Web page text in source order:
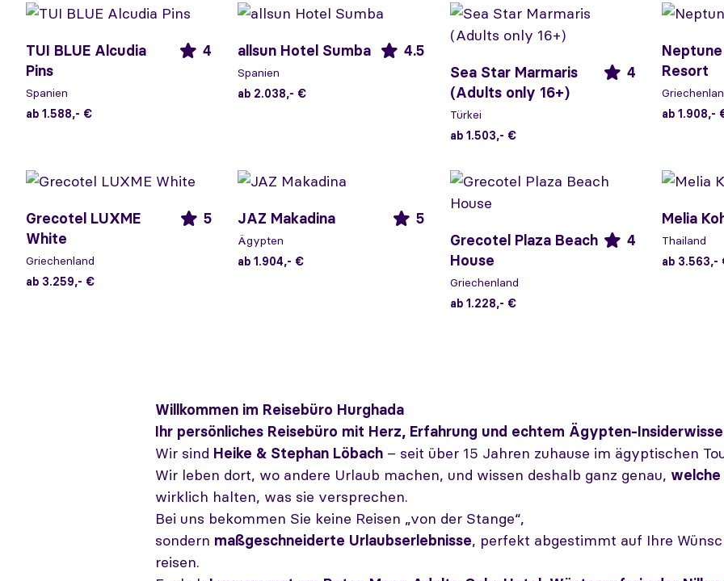
TUI BLUE Alcudia
Pins
4
Spanien
ab 1.588,- €
allsun Hotel Sumba 4.5
Spanien
ab 2.038,- €
Sea Star Marmaris
(Adults only 16+)
4
Türkei
ab 1.503,- €
Resort
ab 1.908,-
Grecotel LUXME
White
5
Griechenland
ab 3.259,- €
JAZ Makadina 5
Ägypten
ab 1.904,- €
Grecotel Plaza Beach
House
4
Griechenland
ab 1.228,- €
Melia
Thailand
ab 3.563,-
Willkommen im Reisebüro Hurghada
Ihr persönliches Reisebüro mit Herz, Erfahrung und echtem Ägypten-
Wir sind Heike & Stephan Löbach – seit über 15 Jahren zuhause im ägyptischen
Wir leben dort, wo andere Urlaub machen, und wissen deshalb ganz genau, welche
wirklich halten, was sie versprechen.
Bei uns bekommen Sie keine Reisen „von der Stange“,
sondern maßgeschneiderte Urlaubserlebnisse, perfekt abgestimmt auf Ihre
reisen.